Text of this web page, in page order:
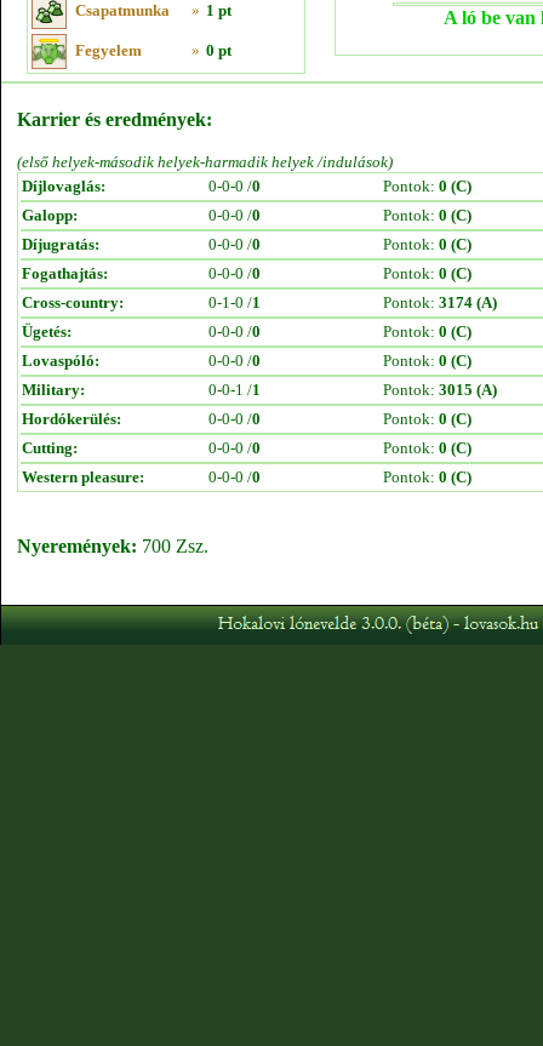
Csapatmunka » 1 pt
Fegyelem » 0 pt
A ló be van
Karrier és eredmények:
(első helyek-második helyek-harmadik helyek /indulások)
Díjlovaglás:
0-0-0 /0 Pontok: 0 (C)
Galopp:
0-0-0 /0 Pontok: 0 (C)
Díjugratás:
0-0-0 /0 Pontok: 0 (C)
Fogathajtás:
0-0-0 /0 Pontok: 0 (C)
Cross-country:
0-1-0 /1 Pontok: 3174 (A)
Ügetés:
0-0-0 /0 Pontok: 0 (C)
Lovaspóló:
0-0-0 /0 Pontok: 0 (C)
Military:
0-0-1 /1 Pontok: 3015 (A)
Hordókerülés:
0-0-0 /0 Pontok: 0 (C)
Cutting:
0-0-0 /0 Pontok: 0 (C)
Western pleasure:
0-0-0 /0 Pontok: 0 (C)
Nyeremények: 700 Zsz.